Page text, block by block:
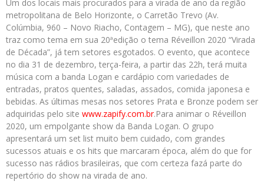
Um dos locais mais procurados para a virada de ano da região
metropolitana de Belo Horizonte, o Carretão Trevo (Av.
Colúmbia, 960 – Novo Riacho, Contagem – MG), que neste ano
traz como tema em sua 20ªedição o tema Réveillon 2020 “Virada
de Década”, já tem setores esgotados. O evento, que acontece
no dia 31 de dezembro, terça-feira, a partir das 22h, terá muita
música com a banda Logan e cardápio com variedades de
entradas, pratos quentes, saladas, assados, comida japonesa e
bebidas. As últimas mesas nos setores Prata e Bronze podem ser
adquiridas pelo site www.zapify.com.br.Para animar o Réveillon
2020, um empolgante show da Banda Logan. O grupo
apresentará um set list muito bem cuidado, com grandes
sucessos atuais e os hits que marcaram época, além do que for
sucesso nas rádios brasileiras, que com certeza fazá parte do
repertório do show na virada de ano.